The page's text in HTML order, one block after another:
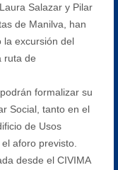
Salazar y Pilar
de Manilva, han
la excursión del
ruta de
formalizar su
Social, tanto en el
de Usos
aforo previsto.
desde el CIVIMA